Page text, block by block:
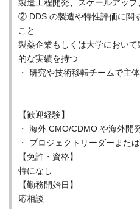
製造工程開発、スケールアッ
② DDS の製造や特性評価に関
こと
製薬企業もしくは大学におい
的な実績を持つ
・ 研究や技術移転チームで主
【歓迎経験】
・ 海外 CMO/CDMO や海外開
・ プロジェクトリーダーまた
【免許・資格】
特になし
【勤務開始日】
応相談